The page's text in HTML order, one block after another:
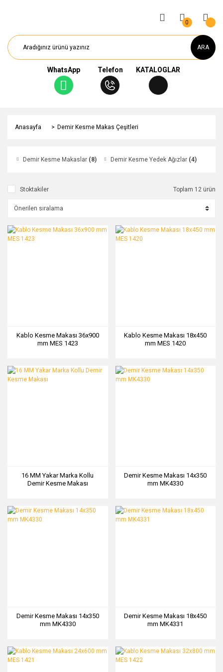
ARA
WhatsApp Telefon KATALOGLAR
0
Anasayfa Demir Kesme Makas Çeşitleri
Demir Kesme Makaslar (8) Demir Kesme Yedek Ağızlar (4)
Stoktakiler Toplam 12 ürün
Kablo Kesme Makası 36x900
mm MES 1423
Kablo Kesme Makası 18x450
mm MES 1420
16 MM Yakar Marka Kollu
Demir Kesme Makası
Demir Kesme Makası 14x350
mm MK4330
Demir Kesme Makası 14x350
mm MK4330
Demir Kesme Makası 18x450
mm MK4331